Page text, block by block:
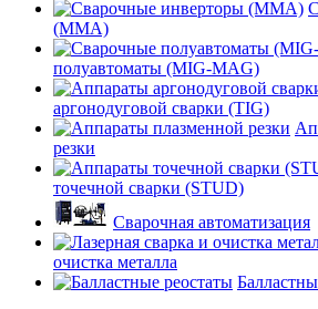
(MMA)
полуавтоматы (MIG-MAG)
аргонодуговой сварки (TIG)
резки
точечной сварки (STUD)
Сварочная автоматизация
очистка металла